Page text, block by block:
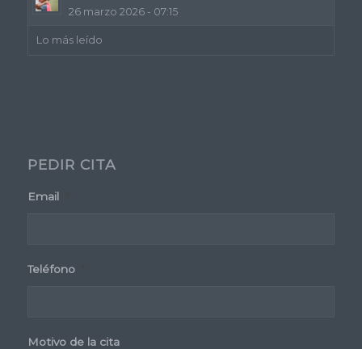
26 marzo 2026 - 07:15
Lo más leído
PEDIR CITA
Email
Teléfono
Motivo de la cita